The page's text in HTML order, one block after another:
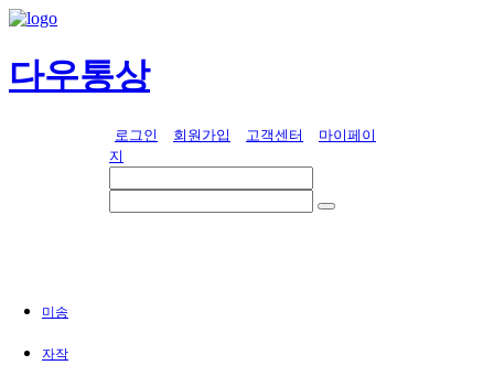
다우통상
로그인 회원가입 고객센터
마이페이
지
미송
자작